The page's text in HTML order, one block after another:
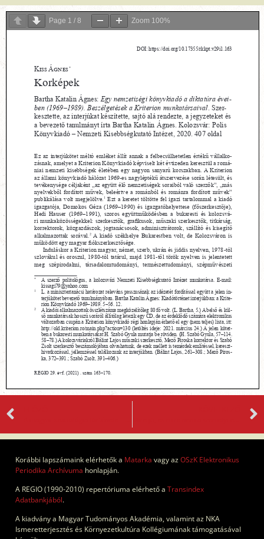
Page 1 / 8 Zoom 100%
Korábbi lapszámaink elérhetők a Matarka vagy azOSzK Elektronikus
Periodika Archívuma honlapján.
A REGIO (1990-2010) repertóriuma elérhető a Transindex
Adatbankjából.
A kiadvány a Magyar Tudományos Akadémia, valamint az NKA
Ismeretterjesztés és Környezetkultúra Kollégiumának támogatásával